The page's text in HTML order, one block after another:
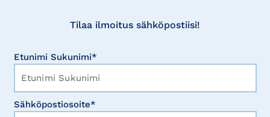
Tilaa ilmoitus sähköpostiisi!
Etunimi Sukunimi*
Sähköpostiosoite*